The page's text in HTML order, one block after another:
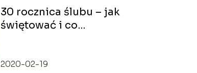
30 rocznica ślubu – jak
świętować i co
2020-02-19